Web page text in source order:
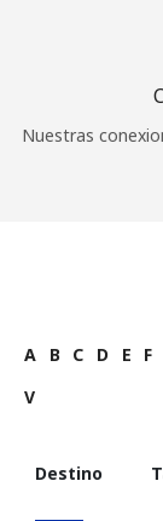
Nuestras
A B C D E F
V
Destino